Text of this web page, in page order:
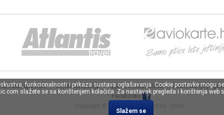
funkcionalnosti i prikaza sustava oglašavanja. Cookie postavke mogu
slažete se sa korištenjem kolačića. Za nastavak pregleda i korištenja
Slažem se
nas|Uvjeti korištenja|Izjava o kolačićima|Podnošenje
Facebooku